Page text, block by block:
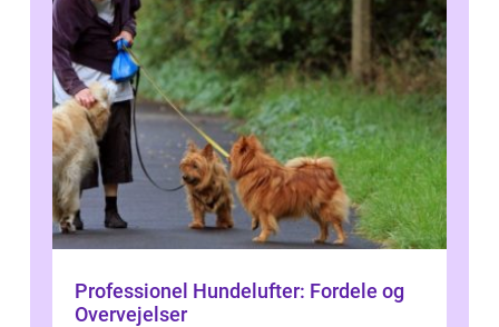
Professionel Hundelufter: Fordele og
Overvejelser